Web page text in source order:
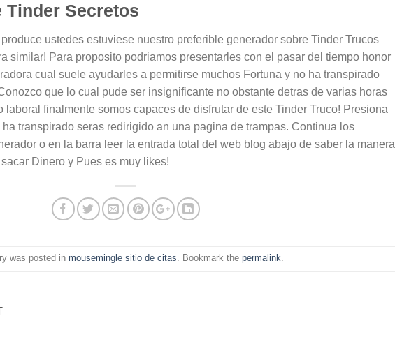
Tinder Secretos
ustedes estuviese nuestro preferible generador sobre Tinder Trucos
similar! Para proposito podri­amos presentarles con el pasar del tiempo honor
cual suele ayudarles a permitirse muchos Fortuna y no ha transpirado
que lo cual pude ser insignificante no obstante detras de varias horas
finalmente somos capaces de disfrutar de este Tinder Truco! Presiona
transpirado seras redirigido an una pagina de trampas. Continua los
o en la barra leer la entrada total del web blog abajo de saber la manera
Dinero y Pues es muy likes!
was posted inmousemingle sitio de citas. Bookmark thepermalink.